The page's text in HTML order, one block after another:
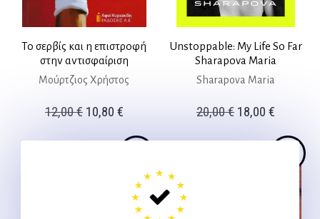
Το σερβίς και η επιστροφή
στην αντισφαίριση
Μούρτζιος Χρήστος
12,00€ Original
10,80 €Η
είναι:
10,80 €.
Unstoppable: My Life So Far
Sharapova Maria
Sharapova Maria
20,00€ Original
18,00€
είναι:
18,00 €.